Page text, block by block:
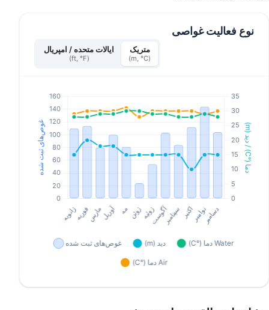
نوع فعالیت غواصی
متریک
(m, °C)
ایالات متحده / امپریال
(ft, °F)